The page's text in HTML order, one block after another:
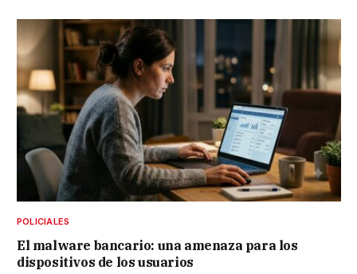
POLICIALES
El malware bancario: una amenaza para los
dispositivos de los usuarios